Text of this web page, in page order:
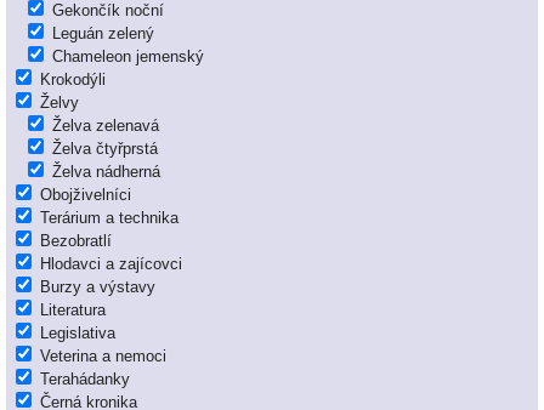
Gekončík noční
Leguán zelený
Chameleon jemenský
Krokodýli
Želvy
Želva zelenavá
Želva čtyřprstá
Želva nádherná
Obojživelníci
Terárium a technika
Bezobratlí
Hlodavci a zajícovci
Burzy a výstavy
Literatura
Legislativa
Veterina a nemoci
Terahádanky
Černá kronika